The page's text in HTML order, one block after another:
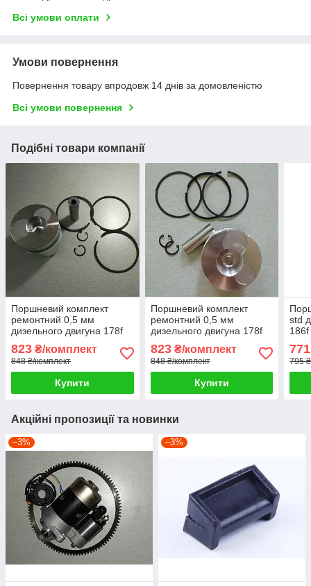
Всі умови оплати
Умови повернення
Повернення товару впродовж 14 днів за домовленістю
Всі умови повернення
Подібні товари компанії
Поршневий комплект
ремонтний 0,5 мм
дизельного двигуна 178f
823 ₴/комплект
848 ₴/комплект
Купити
Поршневий комплект
ремонтний 0,5 мм
дизельного двигуна 178f
823₴/комплект
848 ₴/комплект
Купити
std
771
795
Акційні пропозиції та новинки
–3% –3%